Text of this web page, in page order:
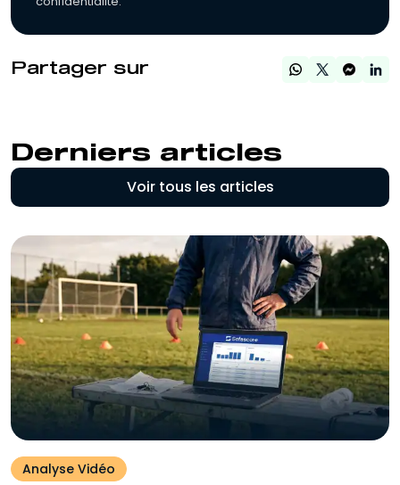
Partager sur
Derniers articles
Voir tous les articles
Analyse Vidéo